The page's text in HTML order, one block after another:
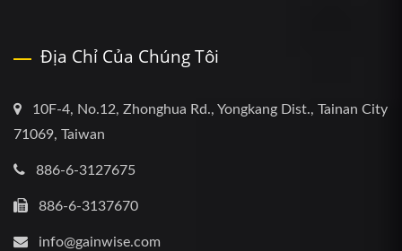
Địa Chỉ Của Chúng Tôi
10F-4, No.12, Zhonghua Rd., Yongkang Dist., Tainan City
71069, Taiwan
886-6-3127675
886-6-3137670
info@gainwise.com